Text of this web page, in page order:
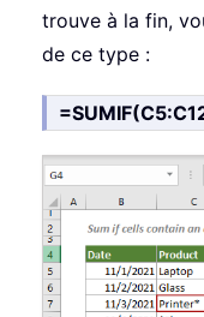
trouve à la fin,
de ce type :